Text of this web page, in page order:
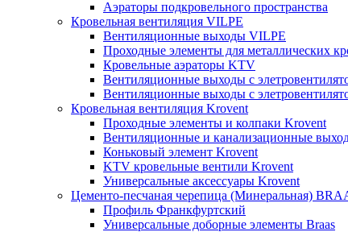
Аэраторы подкровельного пространства
Кровельная вентиляция VILPE
Вентиляционные выходы VILPE
Проходные элементы для металлических
Кровельные аэраторы KTV
Вентиляционные выходы с
Вентиляционные выходы с
Кровельная вентиляция Krovent
Проходные элементы и колпаки Krovent
Вентиляционные и канализационные
Коньковый элемент Krovent
KTV кровельные вентили Krovent
Универсальные аксессуары Krovent
Цементо-песчаная черепица (Минеральная)
Профиль Франкфуртский
Универсальные доборные элементы Braas